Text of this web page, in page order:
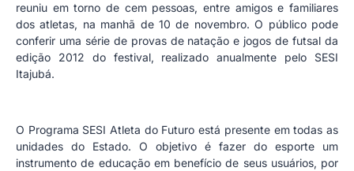
reuniu em torno de cem pessoas, entre amigos e familiares
dos atletas, na manhã de 10 de novembro. O público pode
conferir uma série de provas de natação e jogos de futsal da
edição 2012 do festival, realizado anualmente pelo SESI
Itajubá.
O Programa SESI Atleta do Futuro está presente em todas as
unidades do Estado. O objetivo é fazer do esporte um
instrumento de educação em benefício de seus usuários, por